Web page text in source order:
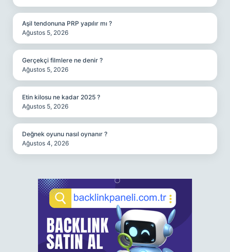
Aşil tendonuna PRP yapılır mı ?
Ağustos 5, 2026
Gerçekçi filmlere ne denir ?
Ağustos 5, 2026
Etin kilosu ne kadar 2025 ?
Ağustos 5, 2026
Değnek oyunu nasıl oynanır ?
Ağustos 4, 2026